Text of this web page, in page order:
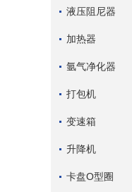
液压阻尼器
加热器
氩气净化器
打包机
变速箱
升降机
卡盘O型圈